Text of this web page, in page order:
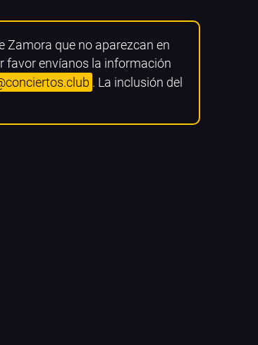
Zamora que no aparezcan en
favor envíanos la información
. La inclusión del